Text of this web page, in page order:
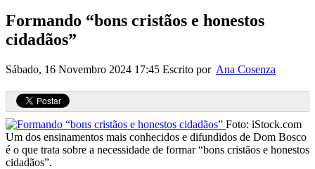
Formando “bons cristãos e honestos
cidadãos”
Sábado, 16 Novembro 2024 17:45 Escrito por Ana Cosenza
Foto: iStock.com
Um dos ensinamentos mais conhecidos e difundidos de Dom Bosco
é o que trata sobre a necessidade de formar “bons cristãos e honestos
cidadãos”.